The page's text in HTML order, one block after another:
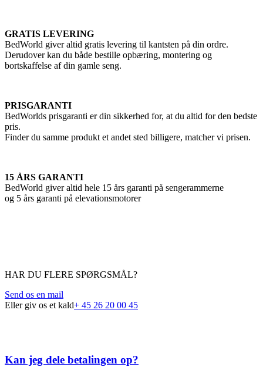
GRATIS LEVERING
BedWorld giver altid gratis levering til kantsten på din ordre.
Derudover kan du både bestille opbæring, montering og
bortskaffelse af din gamle seng.
PRISGARANTI
BedWorlds prisgaranti er din sikkerhed for, at du altid for den bedste
pris.
Finder du samme produkt et andet sted billigere, matcher vi prisen.
15 ÅRS GARANTI
BedWorld giver altid hele 15 års garanti på sengerammerne
og 5 års garanti på elevationsmotorer
HAR DU FLERE SPØRGSMÅL?
Send os en mail
Eller giv os et kald+ 45 26 20 00 45
Kan jeg dele betalingen op?